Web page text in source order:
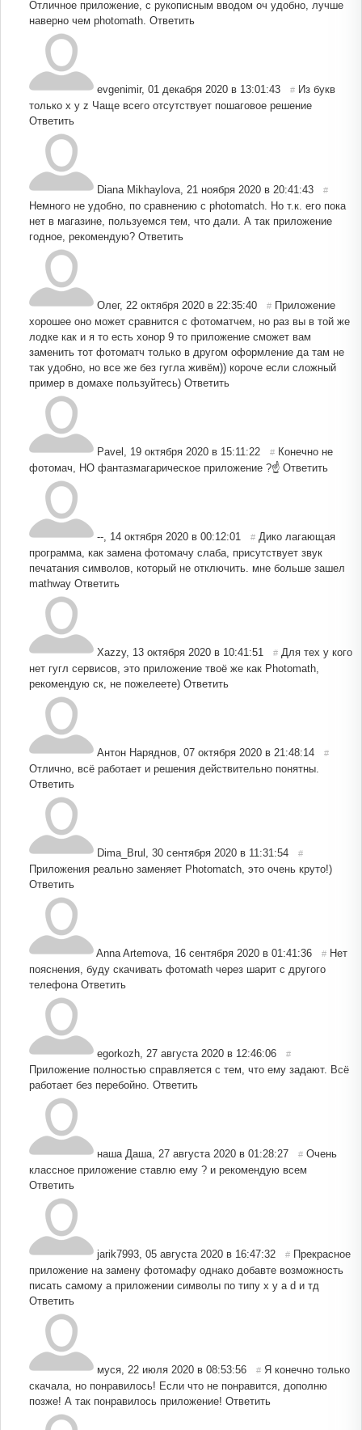
Отличное приложение, с рукописным вводом оч удобно, лучше
наверно чем photomath. Ответить
evgenimir, 01 декабря 2020 в 13:01:43 # Из букв
только x y z Чаще всего отсутствует пошаговое решение
Ответить
Diana Mikhaylova, 21 ноября 2020 в 20:41:43 #
Немного не удобно, по сравнению с photomatch. Но т.к. его пока
нет в магазине, пользуемся тем, что дали. А так приложение
годное, рекомендую? Ответить
Олег, 22 октября 2020 в 22:35:40 # Приложение
хорошее оно может сравнится с фотоматчем, но раз вы в той же
лодке как и я то есть хонор 9 то приложение сможет вам
заменить тот фотоматч только в другом оформление да там не
так удобно, но все же без гугла живём)) короче если сложный
пример в домахе пользуйтесь) Ответить
Pavel , 19 октября 2020 в 15:11:22 # Конечно не
фотомач, НО фантазмагарическое приложение ?☝️ Ответить
--, 14 октября 2020 в 00:12:01 # Дико лагающая
программа, как замена фотомачу слаба, присутствует звук
печатания символов, который не отключить. мне больше зашел
mathway Ответить
Xazzy, 13 октября 2020 в 10:41:51 # Для тех у кого
нет гугл сервисов, это приложение твоё же как Photomath,
рекомендую ск, не пожелеете) Ответить
Антон Наряднов, 07 октября 2020 в 21:48:14 #
Отлично, всё работает и решения действительно понятны.
Ответить
Dima_Brul , 30 сентября 2020 в 11:31:54 #
Приложения реально заменяет Photomatch, это очень круто!)
Ответить
Anna Artemova, 16 сентября 2020 в 01:41:36 # Нет
пояснения, буду скачивать фотомаth через шарит с другого
телефона Ответить
egorkozh, 27 августа 2020 в 12:46:06 #
Приложение полностью справляется с тем, что ему задают. Всё
работает без перебойно. Ответить
наша Даша, 27 августа 2020 в 01:28:27 # Очень
классное приложение ставлю ему ? и рекомендую всем
Ответить
jarik7993, 05 августа 2020 в 16:47:32 # Прекрасное
приложение на замену фотомафу однако добавте возможность
писать самому а приложении символы по типу x y a d и тд
Ответить
муся, 22 июля 2020 в 08:53:56 # Я конечно только
скачала, но понравилось! Если что не понравится, дополню
позже! А так понравилось приложение! Ответить